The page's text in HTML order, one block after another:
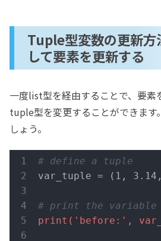
Tuple型変数の更新
して要素を更新する
一度list型を経由することで、要素
tuple型を変更することができます
しょう。
# define a tuple
var_tuple = (1,
# print the variable
print('before:',